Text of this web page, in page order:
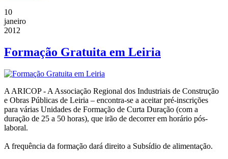
10
janeiro
2012
Formação Gratuita em Leiria
A ARICOP - A Associação Regional dos Industriais de Construção
e Obras Públicas de Leiria – encontra-se a aceitar pré-inscrições
para várias Unidades de Formação de Curta Duração (com a
duração de 25 a 50 horas), que irão de decorrer em horário pós-
laboral.
A frequência da formação dará direito a Subsídio de alimentação.